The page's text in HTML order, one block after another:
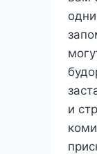
и